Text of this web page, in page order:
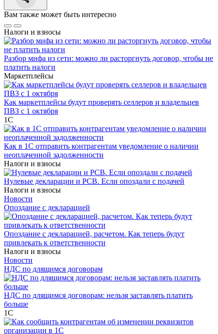
Вам также может быть интересно
Налоги и взносы
Разбор мифа из сети: можно ли расторгнуть договор, чтобы не
платить налоги
Маркетплейсы
Как маркетплейсы будут проверять селлеров и владельцев
ПВЗ с 1 октября
1С
Как в 1С отправить контрагентам уведомление о наличии
неоплаченной задолженности
Налоги и взносы
Нулевые декларации и РСВ. Если опоздали с подачей
Налоги и взносы
Новости
Опоздание с декларацией
Опоздание с декларацией, расчетом. Как теперь будут
привлекать к ответственности
Налоги и взносы
Новости
НДС по длящимся договорам
НДС по длящимся договорам: нельзя заставлять платить
больше
1С